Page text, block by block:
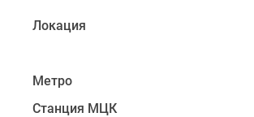
Локация
Метро
Станция МЦК